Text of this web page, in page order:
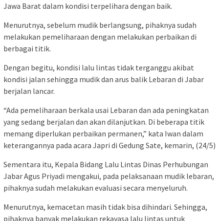
Jawa Barat dalam kondisi terpelihara dengan baik.
Menurutnya, sebelum mudik berlangsung, pihaknya sudah
melakukan pemeliharaan dengan melakukan perbaikan di
berbagai titik.
Dengan begitu, kondisi lalu lintas tidak terganggu akibat
kondisi jalan sehingga mudik dan arus balik Lebaran di Jabar
berjalan lancar.
“Ada pemeliharaan berkala usai Lebaran dan ada peningkatan
yang sedang berjalan dan akan dilanjutkan. Di beberapa titik
memang diperlukan perbaikan permanen,” kata Iwan dalam
keterangannya pada acara Japri di Gedung Sate, kemarin, (24/5)
Sementara itu, Kepala Bidang Lalu Lintas Dinas Perhubungan
Jabar Agus Priyadi mengakui, pada pelaksanaan mudik lebaran,
pihaknya sudah melakukan evaluasi secara menyeluruh.
Menurutnya, kemacetan masih tidak bisa dihindari. Sehingga,
pihaknya banyak melakukan rekayasa lalu lintas untuk